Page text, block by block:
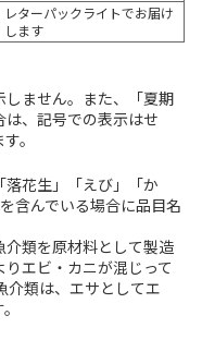
レターパックライトでお届け
します
ません。また、「夏期
、記号での表示はせ
。
花生」「えび」「か
含んでいる場合に品目名
類を原材料として製造
エビ・カニが混じって
介類は、エサとしてエ